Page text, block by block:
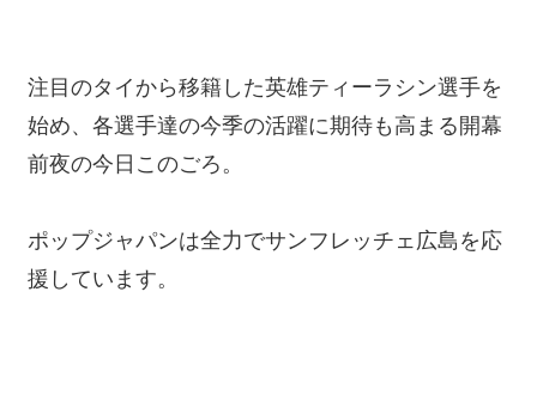
注目のタイから移籍した英雄ティーラシン選手を
始め、各選手達の今季の活躍に期待も高まる開幕
前夜の今日このごろ。
ポップジャパンは全力でサンフレッチェ広島を応
援しています。